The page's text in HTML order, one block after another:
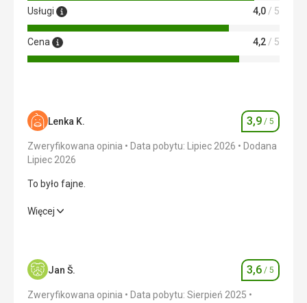
Usługi 4,0 / 5
Cena 4,2 / 5
Lenka K. Ocena
3,9 / 5
Zweryfikowana opinia Data pobytu: Lipiec 2026
Dodana
Lipiec 2026
To było fajne.
To było fajne.
Okolica 4,0/ 5
Usługi
Więcej
Jan Š. Ocena
3,6 / 5
Zweryfikowana opinia
Data pobytu: Sierpień 2025